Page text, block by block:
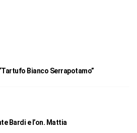
Bianco Serrapotamo”
Bardi e l’on. Mattia